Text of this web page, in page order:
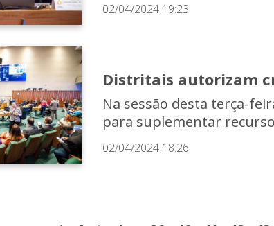
02/04/2024 19:23
Distritais autorizam
Na sessão desta terça-
para suplementar
02/04/2024 18:26